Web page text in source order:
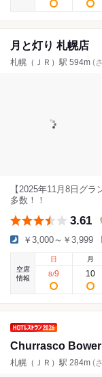
月と灯り 札幌店
札幌（ＪＲ）駅 594m (
【2025年11月8日グ
多数！！
3.61
￥3,000～￥3,999
空席
情報
日
8/9
月
10
Churrasco
札幌（ＪＲ）駅 284m (